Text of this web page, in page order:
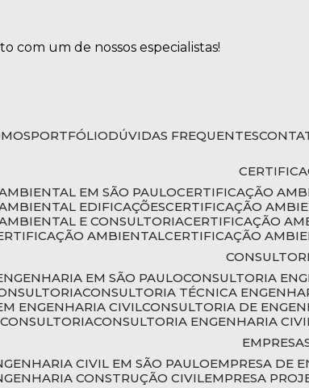
com um de nossos especialistas!
PORTFÓLIO DÚVIDAS FREQUENTES
AMBIENTAL EM SÃO PAULO
CERTIFICAÇÃO
AMBIENTAL EDIFICAÇÕES
CERTIFICAÇÃO
AMBIENTAL E CONSULTORIA
CERTIFICAÇÃO
AMBIENTAL
CERTIFICAÇÃO
EM SÃO PAULO CONSULTORIA
CONSULTORIA TÉCNICA
ENGENHARIA CIVIL CONSULTORIA DE
CONSULTORIA ENGENHARIA
CIVIL EM SÃO PAULO
EMPRESA DE
CONSTRUÇÃO CIVIL EMPRESA